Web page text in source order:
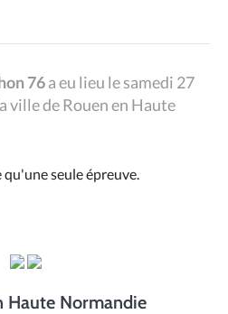
76a eu lieu le samedi 27
ville de Rouen en Haute
seule épreuve.
Haute Normandie